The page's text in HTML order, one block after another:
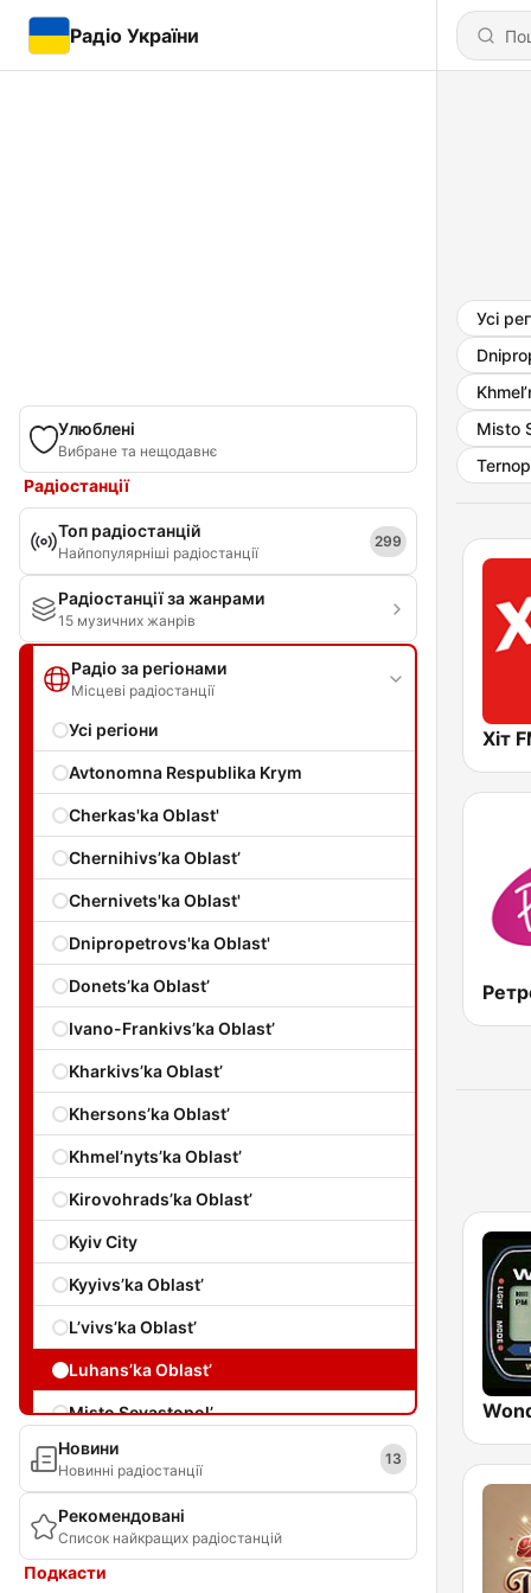
Радіо України
Улюблені
Вибране та нещодавнє
Радіостанції
Топ радіостанцій
Найпопулярніші радіостанції
299
Радіостанції за жанрами
15 музичних жанрів
Радіо за регіонами
Місцеві радіостанції
Усі регіони
Avtonomna Respublika Krym
Cherkas'ka Oblast'
Chernihivs’ka Oblast’
Chernivets'ka Oblast'
Dnipropetrovs'ka Oblast'
Donets’ka Oblast’
Ivano-Frankivs’ka Oblast’
Kharkivs’ka Oblast’
Khersons’ka Oblast’
Khmel’nyts’ka Oblast’
Kirovohrads’ka Oblast’
Kyiv City
Kyyivs’ka Oblast’
L’vivs’ka Oblast’
Luhans’ka Oblast’
Misto Sevastopol’
Mykolayivs’ka Oblast’
Odes’ka Oblast’
Poltavs’ka Oblast’
Rivnens’ka Oblast’
Новини
Новинні радіостанції
13
Рекомендовані
Список найкращих радіостанцій
Подкасти
Усі
Misto
Хіт